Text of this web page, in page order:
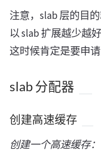
注意，slab 层的目
以 slab 扩展越少越
这时候肯定是要申请
slab 分配器
创建高速缓存
创建一个高速缓存：